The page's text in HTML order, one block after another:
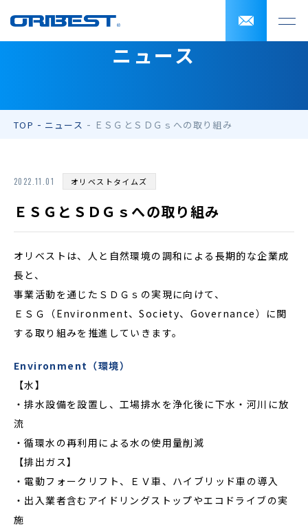
ニュース
TOP ニュース ＥＳＧとＳＤＧｓへの取り組み
2022.11.01 オリベストタイムズ
ＥＳＧとＳＤＧｓへの取り組み
オリベストは、人と自然環境の調和による長期的な企業成
長と、
事業活動を通じたＳＤＧｓの実現に向けて、
ＥＳＧ（Environment、Society、Governance）に関
する取り組みを推進していきます。
Environment（環境）
【水】
・排水設備を設置し、工場排水を浄化後に下水・河川に放
流
・循環水の再利用による水の使用量削減
【排出ガス】
・電動フォークリフト、ＥＶ車、ハイブリッド車の導入
・出入業者含むアイドリングストップやエコドライブの実
施